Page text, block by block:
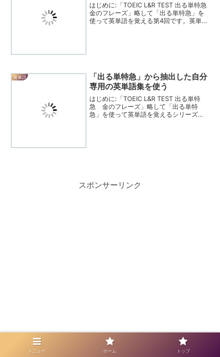
はじめに:「TOEIC L&R TEST 出る単特急
金のフレーズ」略して「出る単特急」を
使って英単語を覚える第4回です。英単語
英単語
「出る単特急」から抽出した自分
専用の英単語集を使う
はじめに:「TOEIC L&R TEST 出る単特
急 金のフレーズ」略して「出る単特
急」を使って英単語を覚えるシリーズの
スポンサーリンク
メニュー ホーム トップ